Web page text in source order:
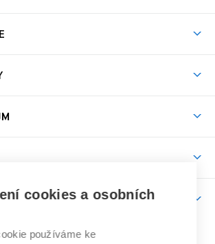
roku
údajů studentů
rada
kvality výzkumu
cookies a osobních
používáme ke